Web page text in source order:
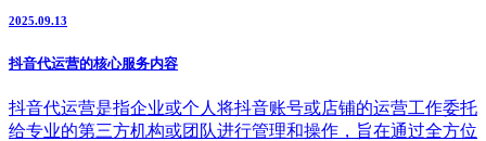
2025.09.13
抖音代运营的核心服务内容
抖音代运营是指企业或个人将抖音账号或店铺的运营工作委托
给专业的第三方机构或团队进行管理和操作，旨在通过全方位